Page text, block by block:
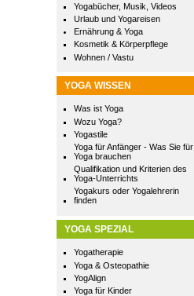
Yogabücher, Musik, Videos
Urlaub und Yogareisen
Ernährung & Yoga
Kosmetik & Körperpflege
Wohnen / Vastu
YOGA WISSEN
Was ist Yoga
Wozu Yoga?
Yogastile
Yoga für Anfänger - Was Sie für
Yoga brauchen
Qualifikation und Kriterien des
Yoga-Unterrichts
Yogakurs oder Yogalehrerin
finden
YOGA SPEZIAL
Yogatherapie
Yoga & Osteopathie
YogAlign
Yoga für Kinder